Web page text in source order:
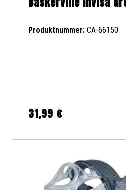
Produktnummer: CA-66150
Regulärer Preis:
31,99 €